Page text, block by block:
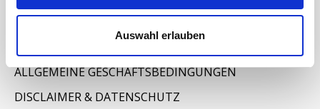
Auswahl erlauben
ALLGEMEINE GESCHÄFTSBEDINGUNGEN
DISCLAIMER & DATENSCHUTZ